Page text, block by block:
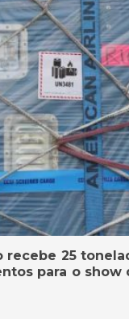
recebe 25
para o show